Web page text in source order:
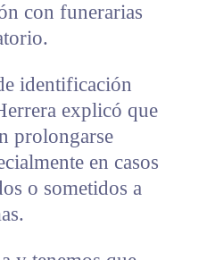
con funerarias
identificación
explicó que
prolongarse
en casos
o sometidos a